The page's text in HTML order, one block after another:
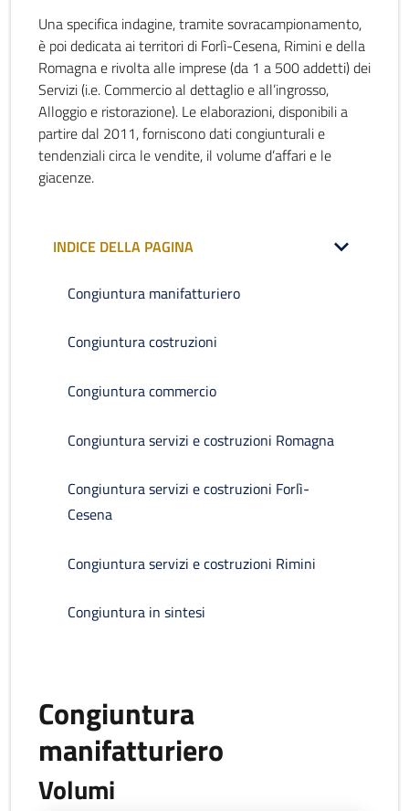
Una specifica indagine, tramite sovracampionamento,
è poi dedicata ai territori di Forlì-Cesena, Rimini e della
Romagna e rivolta alle imprese (da 1 a 500 addetti) dei
Servizi (i.e. Commercio al dettaglio e all’ingrosso,
Alloggio e ristorazione). Le elaborazioni, disponibili a
partire dal 2011, forniscono dati congiunturali e
tendenziali circa le vendite, il volume d’affari e le
giacenze.
INDICE DELLA PAGINA
Congiuntura manifatturiero
Congiuntura costruzioni
Congiuntura commercio
Congiuntura servizi e costruzioni Romagna
Congiuntura servizi e costruzioni Forlì-
Cesena
Congiuntura servizi e costruzioni Rimini
Congiuntura in sintesi
Congiuntura
manifatturiero
Volumi